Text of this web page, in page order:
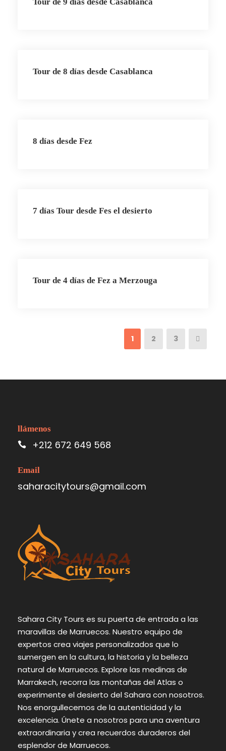
Tour de 9 días desde Casablanca
Tour de 8 días desde Casablanca
8 días desde Fez
7 días Tour desde Fes el desierto
Tour de 4 días de Fez a Merzouga
1 2 3
llámenos
+212 672 649 568
Email
saharacitytours@gmail.com
Sahara City Tours es su puerta de entrada a las
maravillas de Marruecos. Nuestro equipo de
expertos crea viajes personalizados que lo
sumergen en la cultura, la historia y la belleza
natural de Marruecos. Explore las medinas de
Marrakech, recorra las montañas del Atlas o
experimente el desierto del Sahara con nosotros.
Nos enorgullecemos de la autenticidad y la
excelencia. Únete a nosotros para una aventura
extraordinaria y crea recuerdos duraderos del
esplendor de Marruecos.